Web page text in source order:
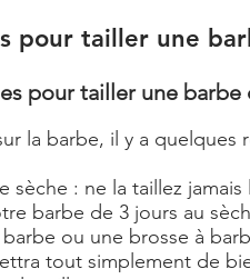
pour tailler une
pour tailler une barbe
la barbe, il y a quelques
: ne la taillez
barbe de 3 jours au
ou une brosse à
tout simplement de